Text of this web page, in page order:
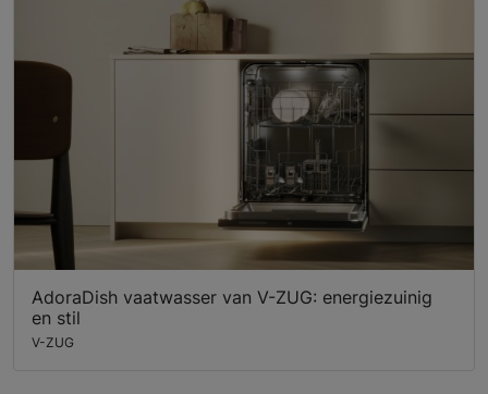
AdoraDish vaatwasser van V-ZUG: energiezuinig
en stil
V-ZUG